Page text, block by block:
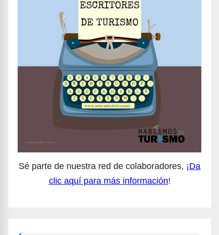
Sé parte de nuestra red de colaboradores, ¡Da
clic aquí para más información!